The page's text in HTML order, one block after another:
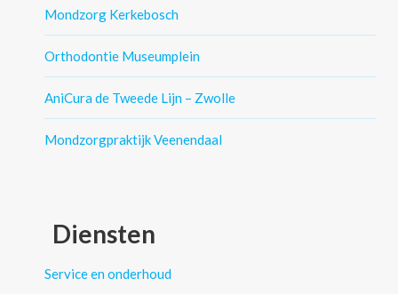
Mondzorg Kerkebosch
Orthodontie Museumplein
AniCura de Tweede Lijn – Zwolle
Mondzorgpraktijk Veenendaal
Diensten
Service en onderhoud